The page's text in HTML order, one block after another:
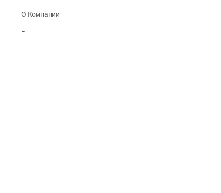
О Компании
Реквизиты